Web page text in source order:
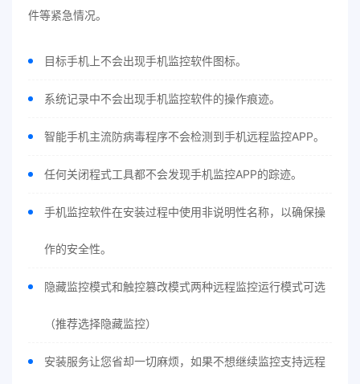
件等紧急情况。
目标手机上不会出现手机监控软件图标。
系统记录中不会出现手机监控软件的操作痕迹。
智能手机主流防病毒程序不会检测到手机远程监控APP。
任何关闭程式工具都不会发现手机监控APP的踪迹。
手机监控软件在安装过程中使用非说明性名称，以确保操
作的安全性。
隐藏监控模式和触控篡改模式两种远程监控运行模式可选
（推荐选择隐藏监控）
安装服务让您省却一切麻烦，如果不想继续监控支持远程